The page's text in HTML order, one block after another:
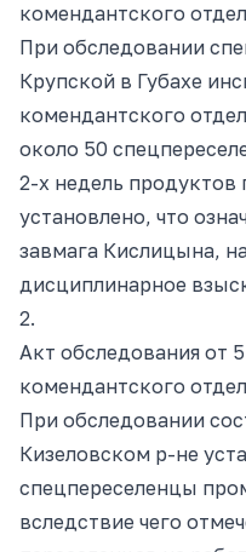
комендантского
При обследовании
Крупской в Губахе
комендантского
около 50
2-х недель продуктов
установлено, что
завмага Кислицына,
дисциплинарное
2.
Акт обследования от
комендантского
При обследовании
Кизеловском р-не
спецпереселенцы
вследствие чего